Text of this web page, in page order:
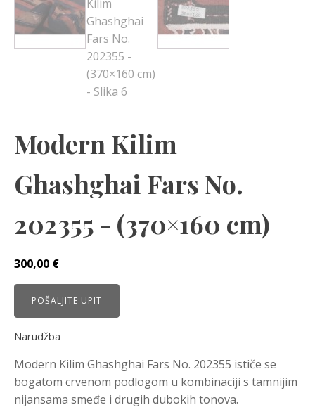
Modern Kilim
Ghashghai Fars No.
202355 - (370×160 cm)
300,00 €
POŠALJITE UPIT
Narudžba
Modern Kilim Ghashghai Fars No. 202355 ističe se
bogatom crvenom podlogom u kombinaciji s tamnijim
nijansama smeđe i drugih dubokih tonova.